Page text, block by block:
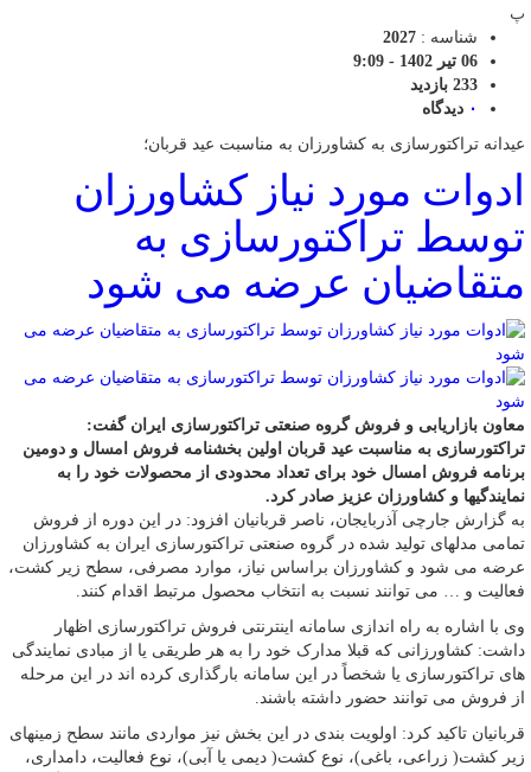
پ
شناسه : 2027
06 تیر 1402 - 9:09
233 بازدید
۰ دیدگاه
عیدانه تراکتورسازی به کشاورزان به مناسبت عید قربان؛
ادوات مورد نیاز کشاورزان
توسط تراکتورسازی به
متقاضیان عرضه می شود
معاون بازاریابی و فروش گروه صنعتی تراکتورسازی ایران گفت:
تراکتورسازی به مناسبت عید قربان اولین بخشنامه فروش امسال و دومین
برنامه فروش امسال خود برای تعداد محدودی از محصولات خود را به
نمایندگیها و کشاورزان عزیز صادر کرد.
به گزارش جارچی آذربایجان، ناصر قربانیان افزود: در این دوره از فروش
تمامی مدلهای تولید شده در گروه صنعتی تراکتورسازی ایران به کشاورزان
عرضه می شود و کشاورزان براساس نیاز، موارد مصرفی، سطح زیر کشت،
فعالیت و … می توانند نسبت به انتخاب محصول مرتبط اقدام کنند.
وی با اشاره به راه اندازی سامانه اینترنتی فروش تراکتورسازی اظهار
داشت: کشاورزانی که قبلا مدارک خود را به هر طریقی یا از مبادی نمایندگی
های تراکتورسازی یا شخصاً در این سامانه بارگذاری کرده اند در این مرحله
از فروش می توانند حضور داشته باشند.
قربانیان تاکید کرد: اولویت بندی در این بخش نیز مواردی مانند سطح زمینهای
زیر کشت( زراعی، باغی)، نوع کشت( دیمی یا آبی)، نوع فعالیت، دامداری،